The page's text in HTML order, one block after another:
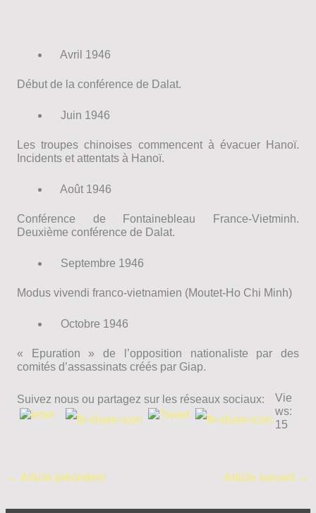
Avril 1946
Début de la conférence de Dalat.
Juin 1946
Les troupes chinoises commencent à évacuer Hanoï.
Incidents et attentats à Hanoï.
Août 1946
Conférence de Fontainebleau France-Vietminh.
Deuxième conférence de Dalat.
Septembre 1946
Modus vivendi franco-vietnamien (Moutet-Ho Chi Minh)
Octobre 1946
« Epuration » de l’opposition nationaliste par des
comités d’assassinats créés par Giap.
Suivez nous ou partagez sur les réseaux sociaux:
Vie
ws:
15
← Article précédent Article suivant →